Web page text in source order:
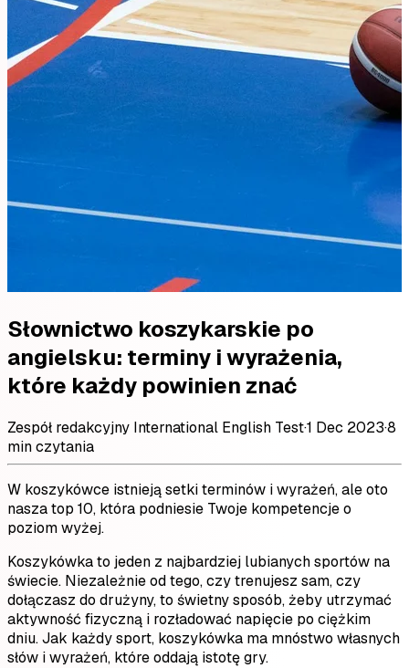
Słownictwo koszykarskie po
angielsku: terminy i wyrażenia,
które każdy powinien znać
Zespół redakcyjny International English Test·1 Dec 2023·8
min czytania
W koszykówce istnieją setki terminów i wyrażeń, ale oto
nasza top 10, która podniesie Twoje kompetencje o
poziom wyżej.
Koszykówka to jeden z najbardziej lubianych sportów na
świecie. Niezależnie od tego, czy trenujesz sam, czy
dołączasz do drużyny, to świetny sposób, żeby utrzymać
aktywność fizyczną i rozładować napięcie po ciężkim
dniu. Jak każdy sport, koszykówka ma mnóstwo własnych
słów i wyrażeń, które oddają istotę gry.